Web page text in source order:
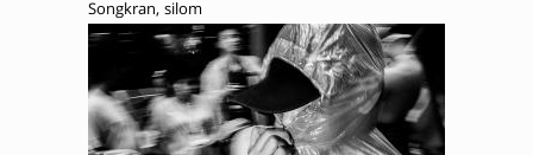
Songkran, silom